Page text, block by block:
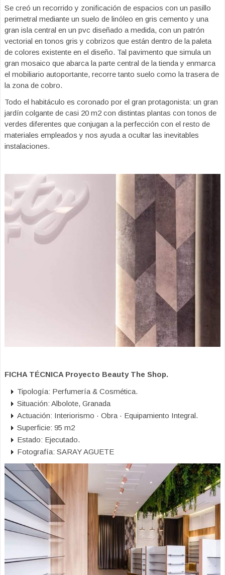
Se creó un recorrido y zonificación de espacios con un pasillo
perimetral mediante un suelo de linóleo en gris cemento y una
gran isla central en un pvc diseñado a medida, con un patrón
vectorial en tonos gris y cobrizos que están dentro de la paleta
de colores existente en el diseño. Tal pavimento que simula un
gran mosaico que abarca la parte central de la tienda y enmarca
el mobiliario autoportante, recorre tanto suelo como la trasera de
la zona de cobro.
Todo el habitáculo es coronado por el gran protagonista: un gran
jardín colgante de casi 20 m2 con distintas plantas con tonos de
verdes diferentes que conjugan a la perfección con el resto de
materiales empleados y nos ayuda a ocultar las inevitables
instalaciones.
FICHA TÉCNICA Proyecto Beauty The Shop.
Tipología: Perfumería & Cosmética.
Situación: Albolote, Granada
Actuación: Interiorismo · Obra · Equipamiento Integral.
Superficie: 95 m2
Estado: Ejecutado.
Fotografía: SARAY AGUETE